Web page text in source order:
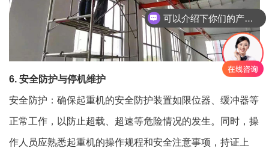
6. 安全防护与停机维护
安全防护：确保起重机的安全防护装置如限位器、缓冲器等
正常工作，以防止超载、超速等危险情况的发生。同时，操
作人员应熟悉起重机的操作规程和安全注意事项，持证上
可以介绍下你们的产品么